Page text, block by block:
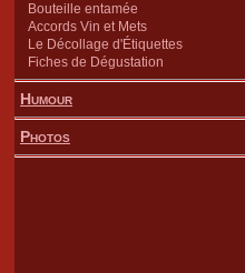
Bouteille entamée
Accords Vin et Mets
Le Décollage d'Étiquettes
Fiches de Dégustation
Humour
Photos